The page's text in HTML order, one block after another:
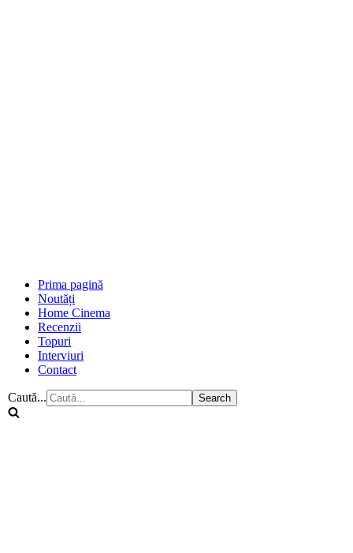
Prima pagină
Noutăți
Home Cinema
Recenzii
Topuri
Interviuri
Contact
Caută...